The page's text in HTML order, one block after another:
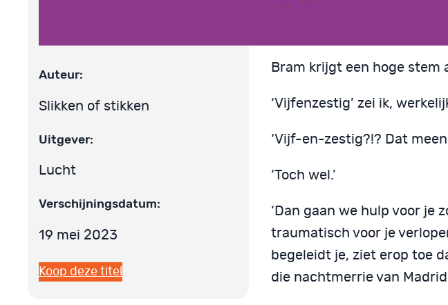
Auteur:
Slikken of stikken
Uitgever:
Lucht
Verschijningsdatum:
19 mei 2023
Koop deze titel
Bram krijgt een hoge stem
‘Vijfenzestig’ zei ik,
‘Vijf-en-zestig?!? Dat meen
‘Toch wel.’
‘Dan gaan we hulp voor je
traumatisch voor je
begeleidt je, ziet erop toe
die nachtmerrie van